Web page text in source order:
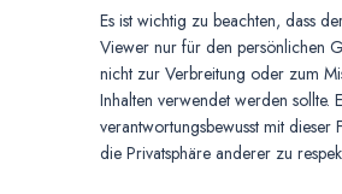
Es ist wichtig zu beachten, dass
Viewer nur für den persönlichen
nicht zur Verbreitung oder zum
Inhalten verwendet werden sollte.
verantwortungsbewusst mit dieser
die Privatsphäre anderer zu